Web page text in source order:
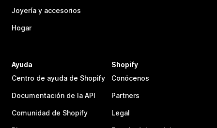
Joyería y accesorios
Hogar
Ayuda
Centro de ayuda de Shopify
Documentación de la API
Comunidad de Shopify
Shopify
Conócenos
Partners
Legal